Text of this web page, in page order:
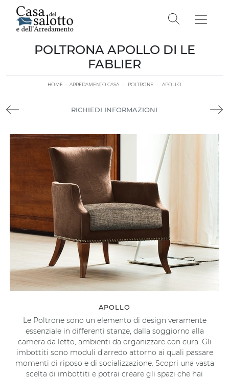
POLTRONA APOLLO DI LE
FABLIER
HOME - ARREDAMENTO CASA - POLTRONE - APOLLO
RICHIEDI INFORMAZIONI
APOLLO
Le Poltrone sono un elemento di design veramente
essenziale in differenti stanze, dalla soggiorno alla
camera da letto, ambienti da organizzare con cura. Gli
imbottiti sono moduli d’arredo attorno ai quali passare
momenti di riposo e di socializzazione. Scopri una vasta
scelta di imbottiti e potrai creare gli spazi che hai